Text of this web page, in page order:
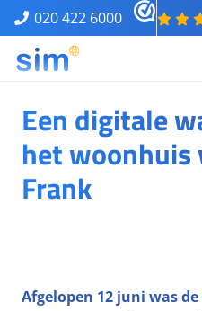
020 422 6000
Een digitale
het woonhuis
Frank
Afgelopen 12 juni was